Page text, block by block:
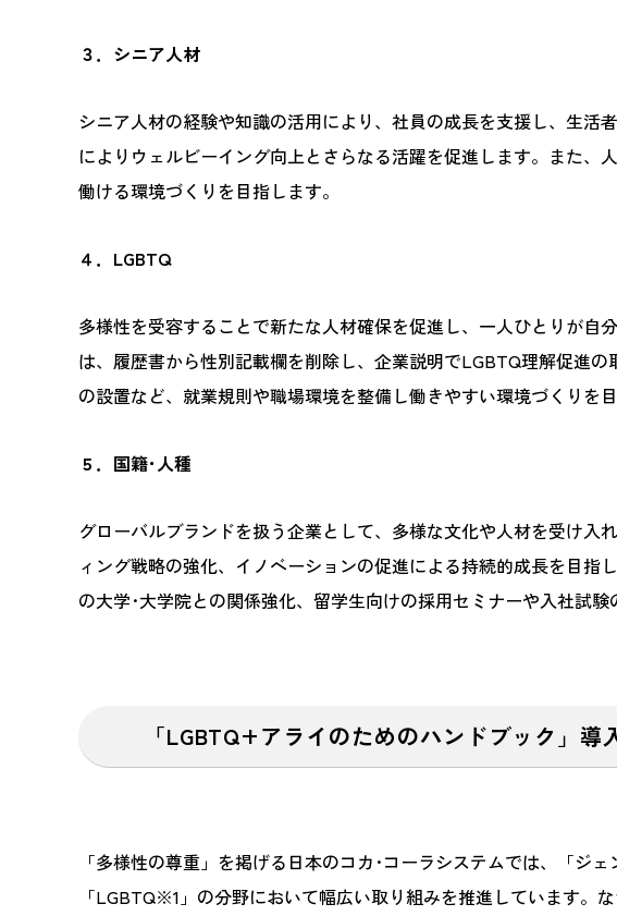
３．シニア人材
シニア人材の経験や知識の活用により、社員の成長を支援し、生
によりウェルビーイング向上とさらなる活躍を促進します。また、
働ける環境づくりを目指します。
４．LGBTQ
多様性を受容することで新たな人材確保を促進し、一人ひとりが
は、履歴書から性別記載欄を削除し、企業説明でLGBTQ理解促進
の設置など、就業規則や職場環境を整備し働きやすい環境づくりを目
５．国籍･人種
グローバルブランドを扱う企業として、多様な文化や人材を受け
ィング戦略の強化、イノベーションの促進による持続的成長を目
の大学･大学院との関係強化、留学生向けの採用セミナーや入社試験
「LGBTQ+アライのためのハンドブック」導
「多様性の尊重」を掲げる日本のコカ･コーラシステムでは、「ジ
「LGBTQ※1」の分野において幅広い取り組みを推進しています。